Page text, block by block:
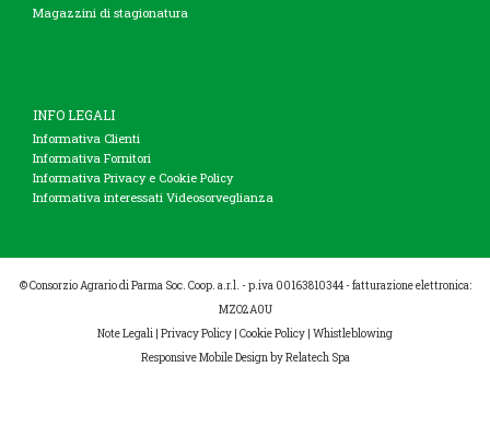
Magazzini di stagionatura
INFO LEGALI
Informativa Clienti
Informativa Fornitori
Informativa Privacy e Cookie Policy
Informativa interessati Videosorveglianza
© Consorzio Agrario di Parma Soc. Coop. a.r.l. - p.iva 00163810344 - fatturazione elettronica:
MZO2A0U
Note Legali Privacy Policy Cookie Policy Whistleblowing
Responsive Mobile Designby Relatech Spa